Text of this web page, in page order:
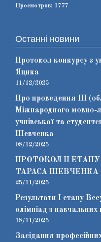
Просмотров: 1777
Останні новини
Протокол конкурсу з
Яцика
11/12/2025
Про проведення ІІІ
Міжнародного мовно-
учнівської та
Шевченка
08/12/2025
ПРОТОКОЛ ІІ
ТАРАСА ШЕВЧЕНКА у
25/11/2025
Результати І етапу
олімпіад з навчальних
18/11/2025
Засідання